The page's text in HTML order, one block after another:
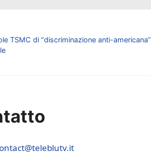
TSMC di “discriminazione anti-americana”